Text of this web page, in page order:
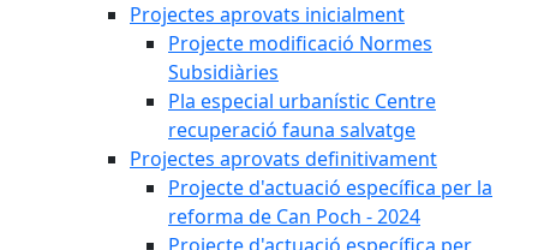
Projectes aprovats inicialment
Projecte modificació Normes
Subsidiàries
Pla especial urbanístic Centre
recuperació fauna salvatge
Projectes aprovats definitivament
Projecte d'actuació específica per la
reforma de Can Poch - 2024